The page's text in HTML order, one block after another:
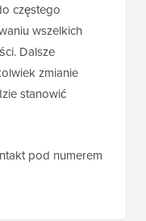
częstego
wszelkich
Dalsze
zmianie
stanowić
pod numerem